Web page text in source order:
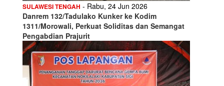
SULAWESI TENGAH - Rabu, 24 Jun 2026
Danrem 132/Tadulako Kunker ke Kodim
1311/Morowali, Perkuat Soliditas dan Semangat
Pengabdian Prajurit